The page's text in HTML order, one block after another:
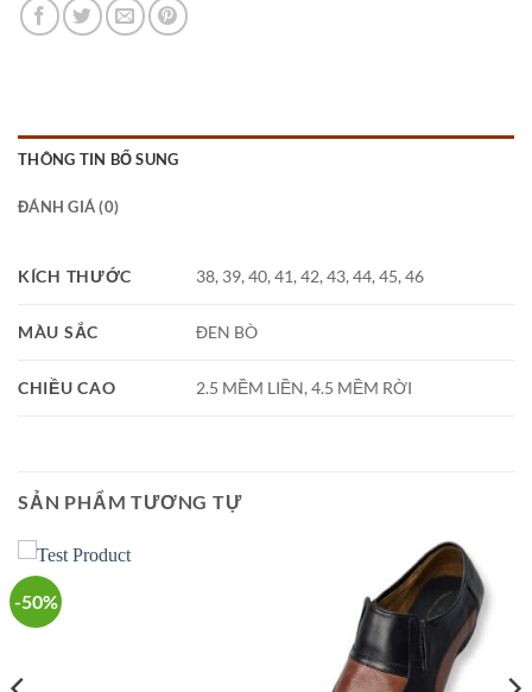
THÔNG TIN BỔ SUNG
ĐÁNH GIÁ (0)
KÍCH THƯỚC 38, 39, 40, 41, 42, 43, 44, 45, 46
MÀU SẮC ĐEN BÒ
CHIỀU CAO 2.5 MỀM LIỀN, 4.5 MỀM RỜI
SẢN PHẨM TƯƠNG TỰ
-50%